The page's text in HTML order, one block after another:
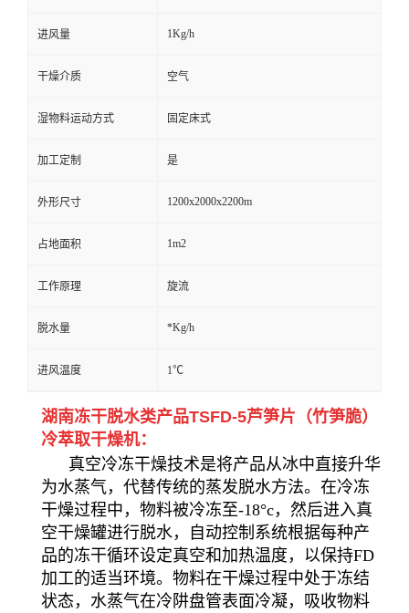
进风量 1Kg/h
干燥介质 空气
湿物料运动方式 固定床式
加工定制 是
外形尺寸 1200x2000x2200m
占地面积 1m2
工作原理 旋流
脱水量 *Kg/h
进风温度 1℃
湖南冻干脱水类产品TSFD-5芦笋片（竹笋脆）
冷萃取干燥机：
真空冷冻干燥技术是将产品从冰中直接升华
为水蒸气，代替传统的蒸发脱水方法。在冷冻
干燥过程中，物料被冷冻至-18°c，然后进入真
空干燥罐进行脱水，自动控制系统根据每种产
品的冻干循环设定真空和加热温度，以保持FD
加工的适当环境。物料在干燥过程中处于冻结
状态，水蒸气在冷阱盘管表面冷凝，吸收物料